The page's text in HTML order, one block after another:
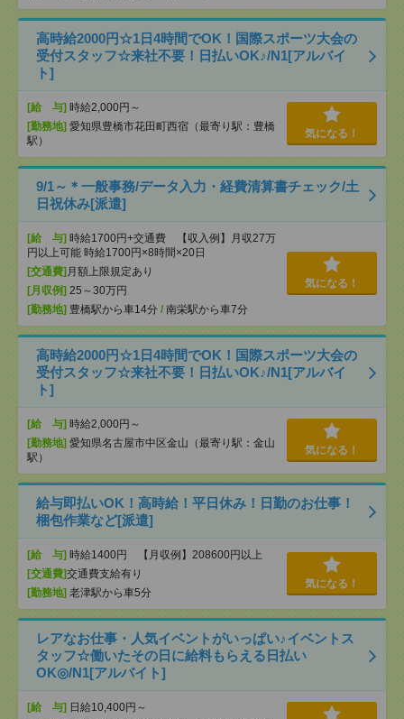
高時給2000円☆1日4時間でOK！国際スポーツ大会の
受付スタッフ☆来社不要！日払いOK♪/N1[アルバイ
ト]
[給 与] 時給2,000円～
[勤務地] 愛知県豊橋市花田町西宿（最寄り駅：豊橋
駅）
気になる！
9/1～＊一般事務/データ入力・経費清算書チェック/土
日祝休み[派遣]
[給 与] 時給1700円+交通費 【収入例】月収27万
円以上可能 時給1700円×8時間×20日
[交通費] 月額上限規定あり
[月収例] 25～30万円
[勤務地] 豊橋駅から車14分 / 南栄駅から車7分
気になる！
高時給2000円☆1日4時間でOK！国際スポーツ大会の
受付スタッフ☆来社不要！日払いOK♪/N1[アルバイ
ト]
[給 与] 時給2,000円～
[勤務地] 愛知県名古屋市中区金山（最寄り駅：金山
駅）
気になる！
給与即払いOK！高時給！平日休み！日勤のお仕事！
梱包作業など[派遣]
[給 与] 時給1400円 【月収例】208600円以上
[交通費]交通費支給有り
[勤務地] 老津駅から車5分
気になる！
レアなお仕事・人気イベントがいっぱい♪イベントス
タッフ☆働いたその日に給料もらえる日払い
OK◎/N1[アルバイト]
[給 与] 日給10,400円～